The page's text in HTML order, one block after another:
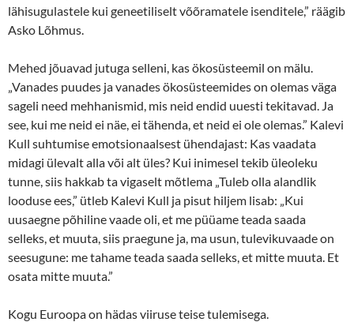
lähisugulastele kui geneetiliselt võõramatele isenditele,” räägib
Asko Lõhmus.
Mehed jõuavad jutuga selleni, kas ökosüsteemil on mälu.
„Vanades puudes ja vanades ökosüsteemides on olemas väga
sageli need mehhanismid, mis neid endid uuesti tekitavad. Ja
see, kui me neid ei näe, ei tähenda, et neid ei ole olemas.” Kalevi
Kull suhtumise emotsionaalsest ühendajast: Kas vaadata
midagi ülevalt alla või alt üles? Kui inimesel tekib üleoleku
tunne, siis hakkab ta vigaselt mõtlema „Tuleb olla alandlik
looduse ees,” ütleb Kalevi Kull ja pisut hiljem lisab: „Kui
uusaegne põhiline vaade oli, et me püüame teada saada
selleks, et muuta, siis praegune ja, ma usun, tulevikuvaade on
seesugune: me tahame teada saada selleks, et mitte muuta. Et
osata mitte muuta.”
Kogu Euroopa on hädas viiruse teise tulemisega.